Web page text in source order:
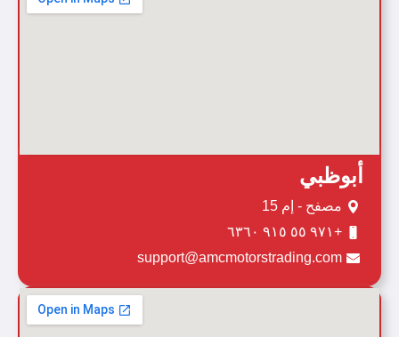
أبوظبي
مصفح - إم 15
+٩٧١ ٥٥ ٩١٥ ٦٣٦٠
support@amcmotorstrading.com